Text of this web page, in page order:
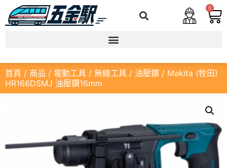
0
首頁 / 商品 / 電動工具 / 無線工具 / 油壓鑽 / Makita (牧田)
HR166DSMJ 油壓鑽16mm